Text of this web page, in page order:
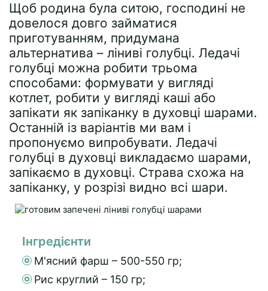
Щоб родина була ситою, господині не
довелося довго займатися
приготуванням, придумана
альтернатива – ліниві голубці. Ледачі
голубці можна робити трьома
способами: формувати у вигляді
котлет, робити у вигляді каші або
запікати як запіканку в духовці шарами.
Останній із варіантів ми вам і
пропонуємо випробувати. Ледачі
голубці в духовці викладаємо шарами,
запікаємо в духовці. Страва схожа на
запіканку, у розрізі видно всі шари.
Інгредієнти
М'ясний фарш – 500-550 гр;
Рис круглий – 150 гр;